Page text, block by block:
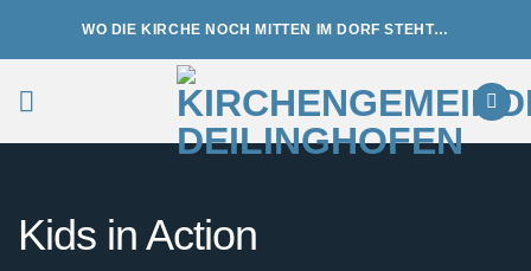
WO DIE KIRCHE NOCH MITTEN IM DORF STEHT…
Kids in Action